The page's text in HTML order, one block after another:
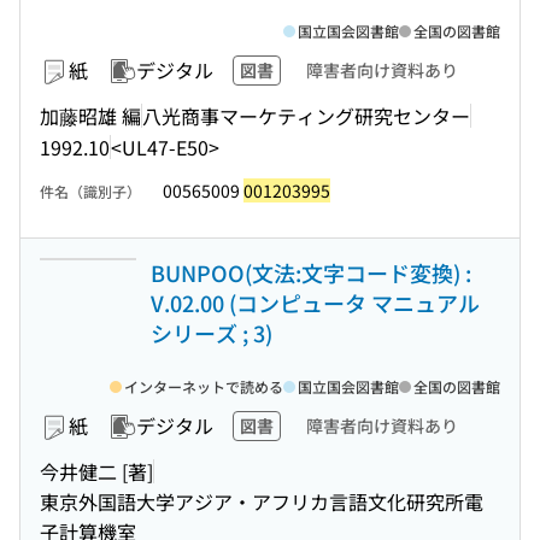
紙 デジタル 図書 障害者向け資料あり
加藤昭雄 編八光商事マーケティング研究センター
1992.10<UL47-E50>
国立国会図書館 全国の図書館
件名（識別子） 00565009 001203995
BUNPOO(文法:文字コード変換) :
V.02.00 (コンピュータ マニュアル
シリーズ ; 3)
紙 デジタル 図書 障害者向け資料あり
今井健二 [著]
東京外国語大学アジア・アフリカ言語文化研究所電
子計算機室
インターネットで読める 国立国会図書館 全国の図書館